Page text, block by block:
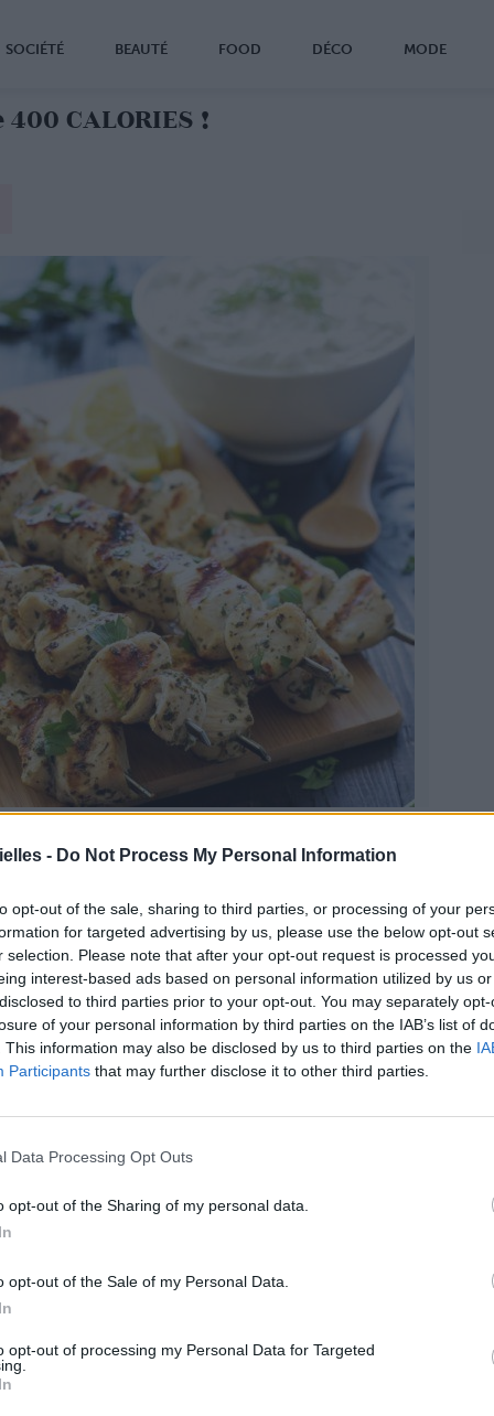
- Do Not Process My Personal Information
opt-out of the sale, sharing to third parties, or processing of your
for targeted advertising by us, please use the below opt-out
selection. Please note that after your opt-out request is processed
interest-based ads based on personal information utilized by us
to third parties prior to your opt-out. You may separately
of your personal information by third parties on the IAB’s list of
This information may also be disclosed by us to third parties on the
Participants that may further disclose it to other third parties.
Data Processing Opt Outs
opt-out of the Sharing of my personal data.
opt-out of the Sale of my Personal Data.
opt-out of processing my Personal Data for Targeted
SOCIÉTÉ BEAUTÉ FOOD DÉCO MODE
CALORIES !
on pense viande, on a du mal à voir autre chose
manger de la viande en miche, c'est ultra fun !
qu'on inventerait n'importe quel prétexte pour
!
:
de bœuf maigre haché
de flocons d'avoine
d'ailleurs
On mélange le tout avec la viande hachée et on
les flocons d'avoine avec l’œuf (et même pas peur
que l'on glisse au four pendant 45min à 180°c.